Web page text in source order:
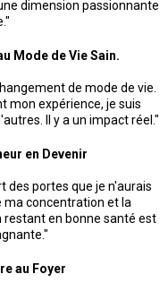
dimension passionnante
Mode de Vie Sain.
de mode de vie.
mon expérience, je suis
Il y a un impact réel."
en Devenir
des portes que je n'aurais
ma concentration et la
en bonne santé est
au Foyer